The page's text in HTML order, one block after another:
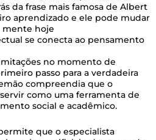
da frase mais famosa de Albert
aprendizado e ele pode mudar
mente hoje
se conecta ao pensamento
no momento de
passo para a verdadeira
compreendia que o
como uma ferramenta de
social e acadêmico.
que o especialista